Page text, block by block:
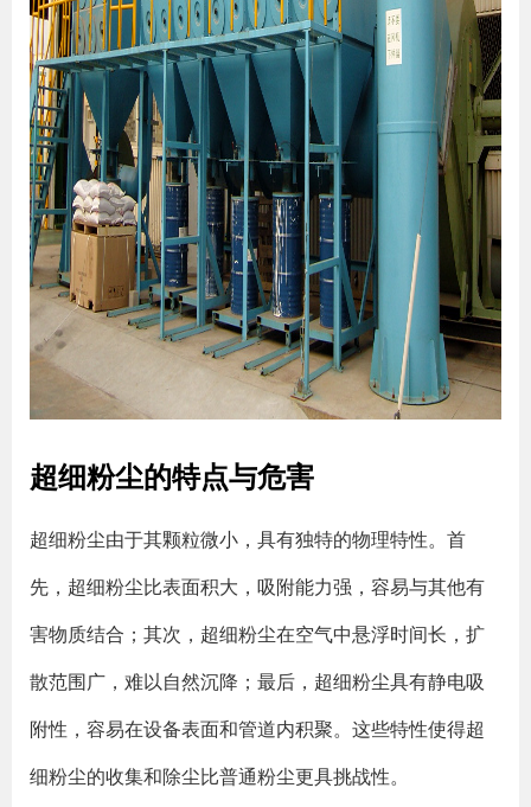
超细粉尘的特点与危害
超细粉尘由于其颗粒微小，具有独特的物理特性。首
先，超细粉尘比表面积大，吸附能力强，容易与其他有
害物质结合；其次，超细粉尘在空气中悬浮时间长，扩
散范围广，难以自然沉降；最后，超细粉尘具有静电吸
附性，容易在设备表面和管道内积聚。这些特性使得超
细粉尘的收集和除尘比普通粉尘更具挑战性。